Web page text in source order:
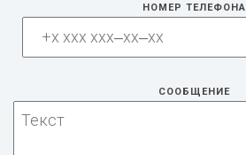
НОМЕР ТЕЛЕФОНА
СООБЩЕНИЕ